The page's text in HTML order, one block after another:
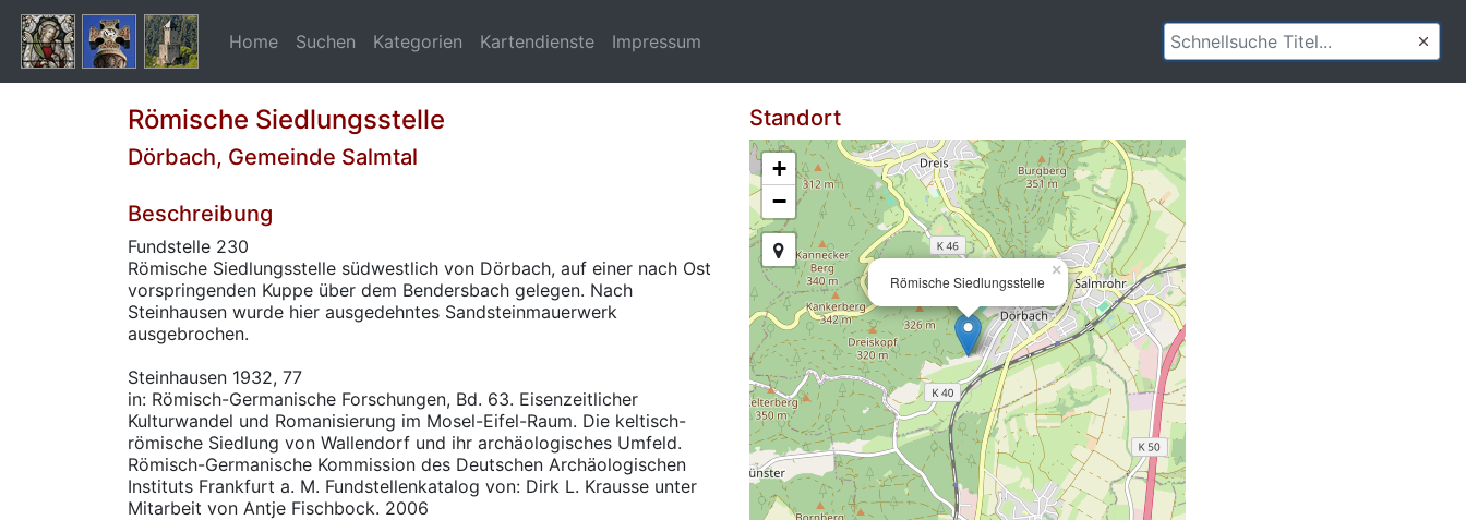
Home Suchen Kategorien Kartendienste Impressum
Römische Siedlungsstelle
Dörbach, Gemeinde Salmtal
Beschreibung
Fundstelle 230
Römische Siedlungsstelle südwestlich von Dörbach, auf einer nach Ost
vorspringenden Kuppe über dem Bendersbach gelegen. Nach
Steinhausen wurde hier ausgedehntes Sandsteinmauerwerk
ausgebrochen.
Steinhausen 1932, 77
in: Römisch-Germanische Forschungen, Bd. 63. Eisenzeitlicher
Kulturwandel und Romanisierung im Mosel-Eifel-Raum. Die keltisch-
römische Siedlung von Wallendorf und ihr archäologisches Umfeld.
Römisch-Germanische Kommission des Deutschen Archäologischen
Instituts Frankfurt a. M. Fundstellenkatalog von: Dirk L. Krausse unter
Mitarbeit von Antje Fischbock. 2006
Standort
Römische Siedlungsstelle
×
+
−